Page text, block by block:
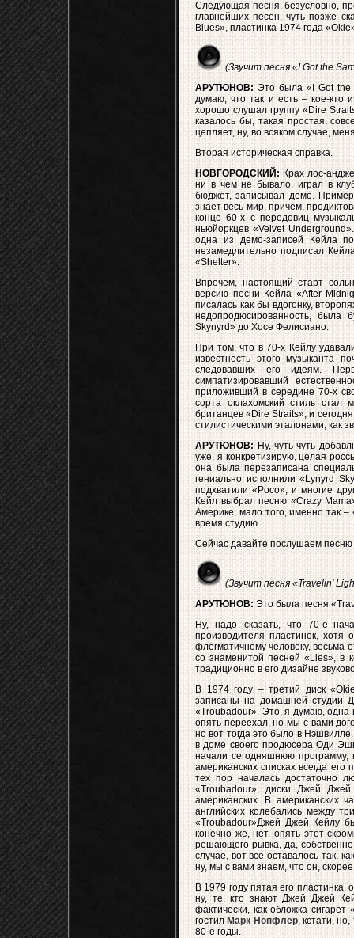
Следующая песня, безусловно,
главнейших песен, чуть позже
Blues», пластинка 1974 года
(Звучит песня «I Got the
АРУТЮНОВ:Это была «I Got the
думаю, что так и есть – кое-
хорошо слушал группу «Dire
казалось бы, такая простая,
цепляет, ну, во всяком случае,
Вторая историческая справка.
НОВГОРОДСКИЙ:Крах лос-
ни в чем не бывало, играл в
бюджет, записывал демо.
знает весь мир, причем,
конце 60-х с передовиц
ньюйоркцев «Velvet
одна из демо-записей Кейла
незамедлительно подписал
«Shelter».
Впрочем, настоящий старт
версию песни Кейла «After
писалась как бы вдогонку,
недопродюсированность, была
Skynyrd» до Хосе Фелисиано.
При том, что в 70-х Кейлу
известность этого музыканта
следовавших его идеям.
симпатизировавший
приложивший в середине 70-х
сорта оклахомский стиль
британцев «Dire Straits», и
стилистическими эталонами, как
АРУТЮНОВ:Ну, чуть-чуть
уже, я конкретизирую, целая
она была перезаписана
гениально исполнили «Lynyrd
подхватили «Poco», и многие
Кейл выбрал песню «Crazy
Америке, мало того, именно так
время студию.
Сейчас давайте послушаем
(Звучит песня «Travelin'
АРУТЮНОВ:Это была песня
Ну, надо сказать, что 70-
производителя пластинок, хотя
флегматичному человеку, весьма
со знаменитой песней «Lies», в
традиционно в его дизайне
В 1974 году – третий диск
записаны на домашней студии
«Troubadour». Это, я думаю, одна
опять переехал, но мы с вами
но вот тогда это было в
в доме своего продюсера Оди
начали сегодняшнюю программу,
американских списках всегда
тех пор началась достаточно
«Troubadour», диски Джей
американских. В американских
английских колебались между
«Troubadour»Джей Джей Кейлу
конечно же, нет, опять этот
решающего рывка, да,
случае, вот все оставалось так,
ну, мы с вами знаем, что он,
В 1979 году пятая его пластинка,
ну, те, кто знают Джей Джей
фактически, как обложка
гостил Марк Нопфлер, кстати,
80-е годы.